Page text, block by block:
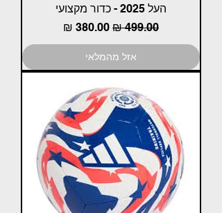
העל 2025 - כדור מקצועי
מחיר רגיל מחיר מבצע
אזל מהמלאי